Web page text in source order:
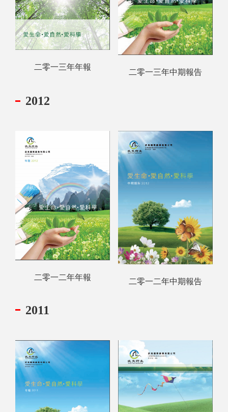
二零一三年年報
二零一三年中期報告
2012
二零一二年年報 二零一二年中期報告
2011